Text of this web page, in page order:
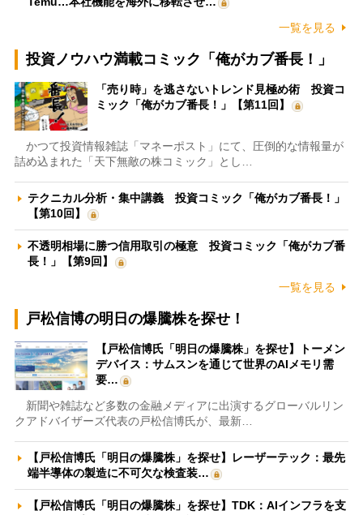
一覧を見る
投資ノウハウ満載コミック「俺がカブ番長！」
「売り時」を逃さないトレンド見極め術 投資コ
ミック「俺がカブ番長！」【第11回】
かつて投資情報雑誌「マネーポスト」にて、圧倒的な情報量が
詰め込まれた「天下無敵の株コミック」とし…
テクニカル分析・集中講義 投資コミック「俺がカブ番長！」
【第10回】
不透明相場に勝つ信用取引の極意 投資コミック「俺がカブ番
長！」【第9回】
一覧を見る
戸松信博の明日の爆騰株を探せ！
【戸松信博氏「明日の爆騰株」を探せ】トーメン
デバイス：サムスンを通じて世界のAIメモリ需
要…
新聞や雑誌など多数の金融メディアに出演するグローバルリン
クアドバイザーズ代表の戸松信博氏が、最新…
【戸松信博氏「明日の爆騰株」を探せ】レーザーテック：最先
端半導体の製造に不可欠な検査装…
【戸松信博氏「明日の爆騰株」を探せ】TDK：AIインフラを支